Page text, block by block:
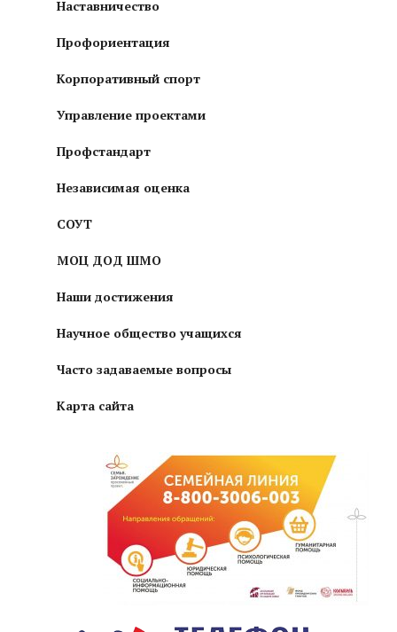
Наставничество
Профориентация
Корпоративный спорт
Управление проектами
Профстандарт
Независимая оценка
СОУТ
МОЦ ДОД ШМО
Наши достижения
Научное общество учащихся
Часто задаваемые вопросы
Карта сайта